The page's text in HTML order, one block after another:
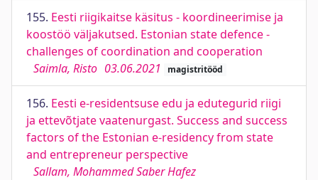
155. Eesti riigikaitse käsitus - koordineerimise ja
koostöö väljakutsed. Estonian state defence -
challenges of coordination and cooperation
Saimla, Risto 03.06.2021 magistritööd
156. Eesti e-residentsuse edu ja edutegurid riigi
ja ettevõtjate vaatenurgast. Success and success
factors of the Estonian e-residency from state
and entrepreneur perspective
Sallam, Mohammed Saber Hafez